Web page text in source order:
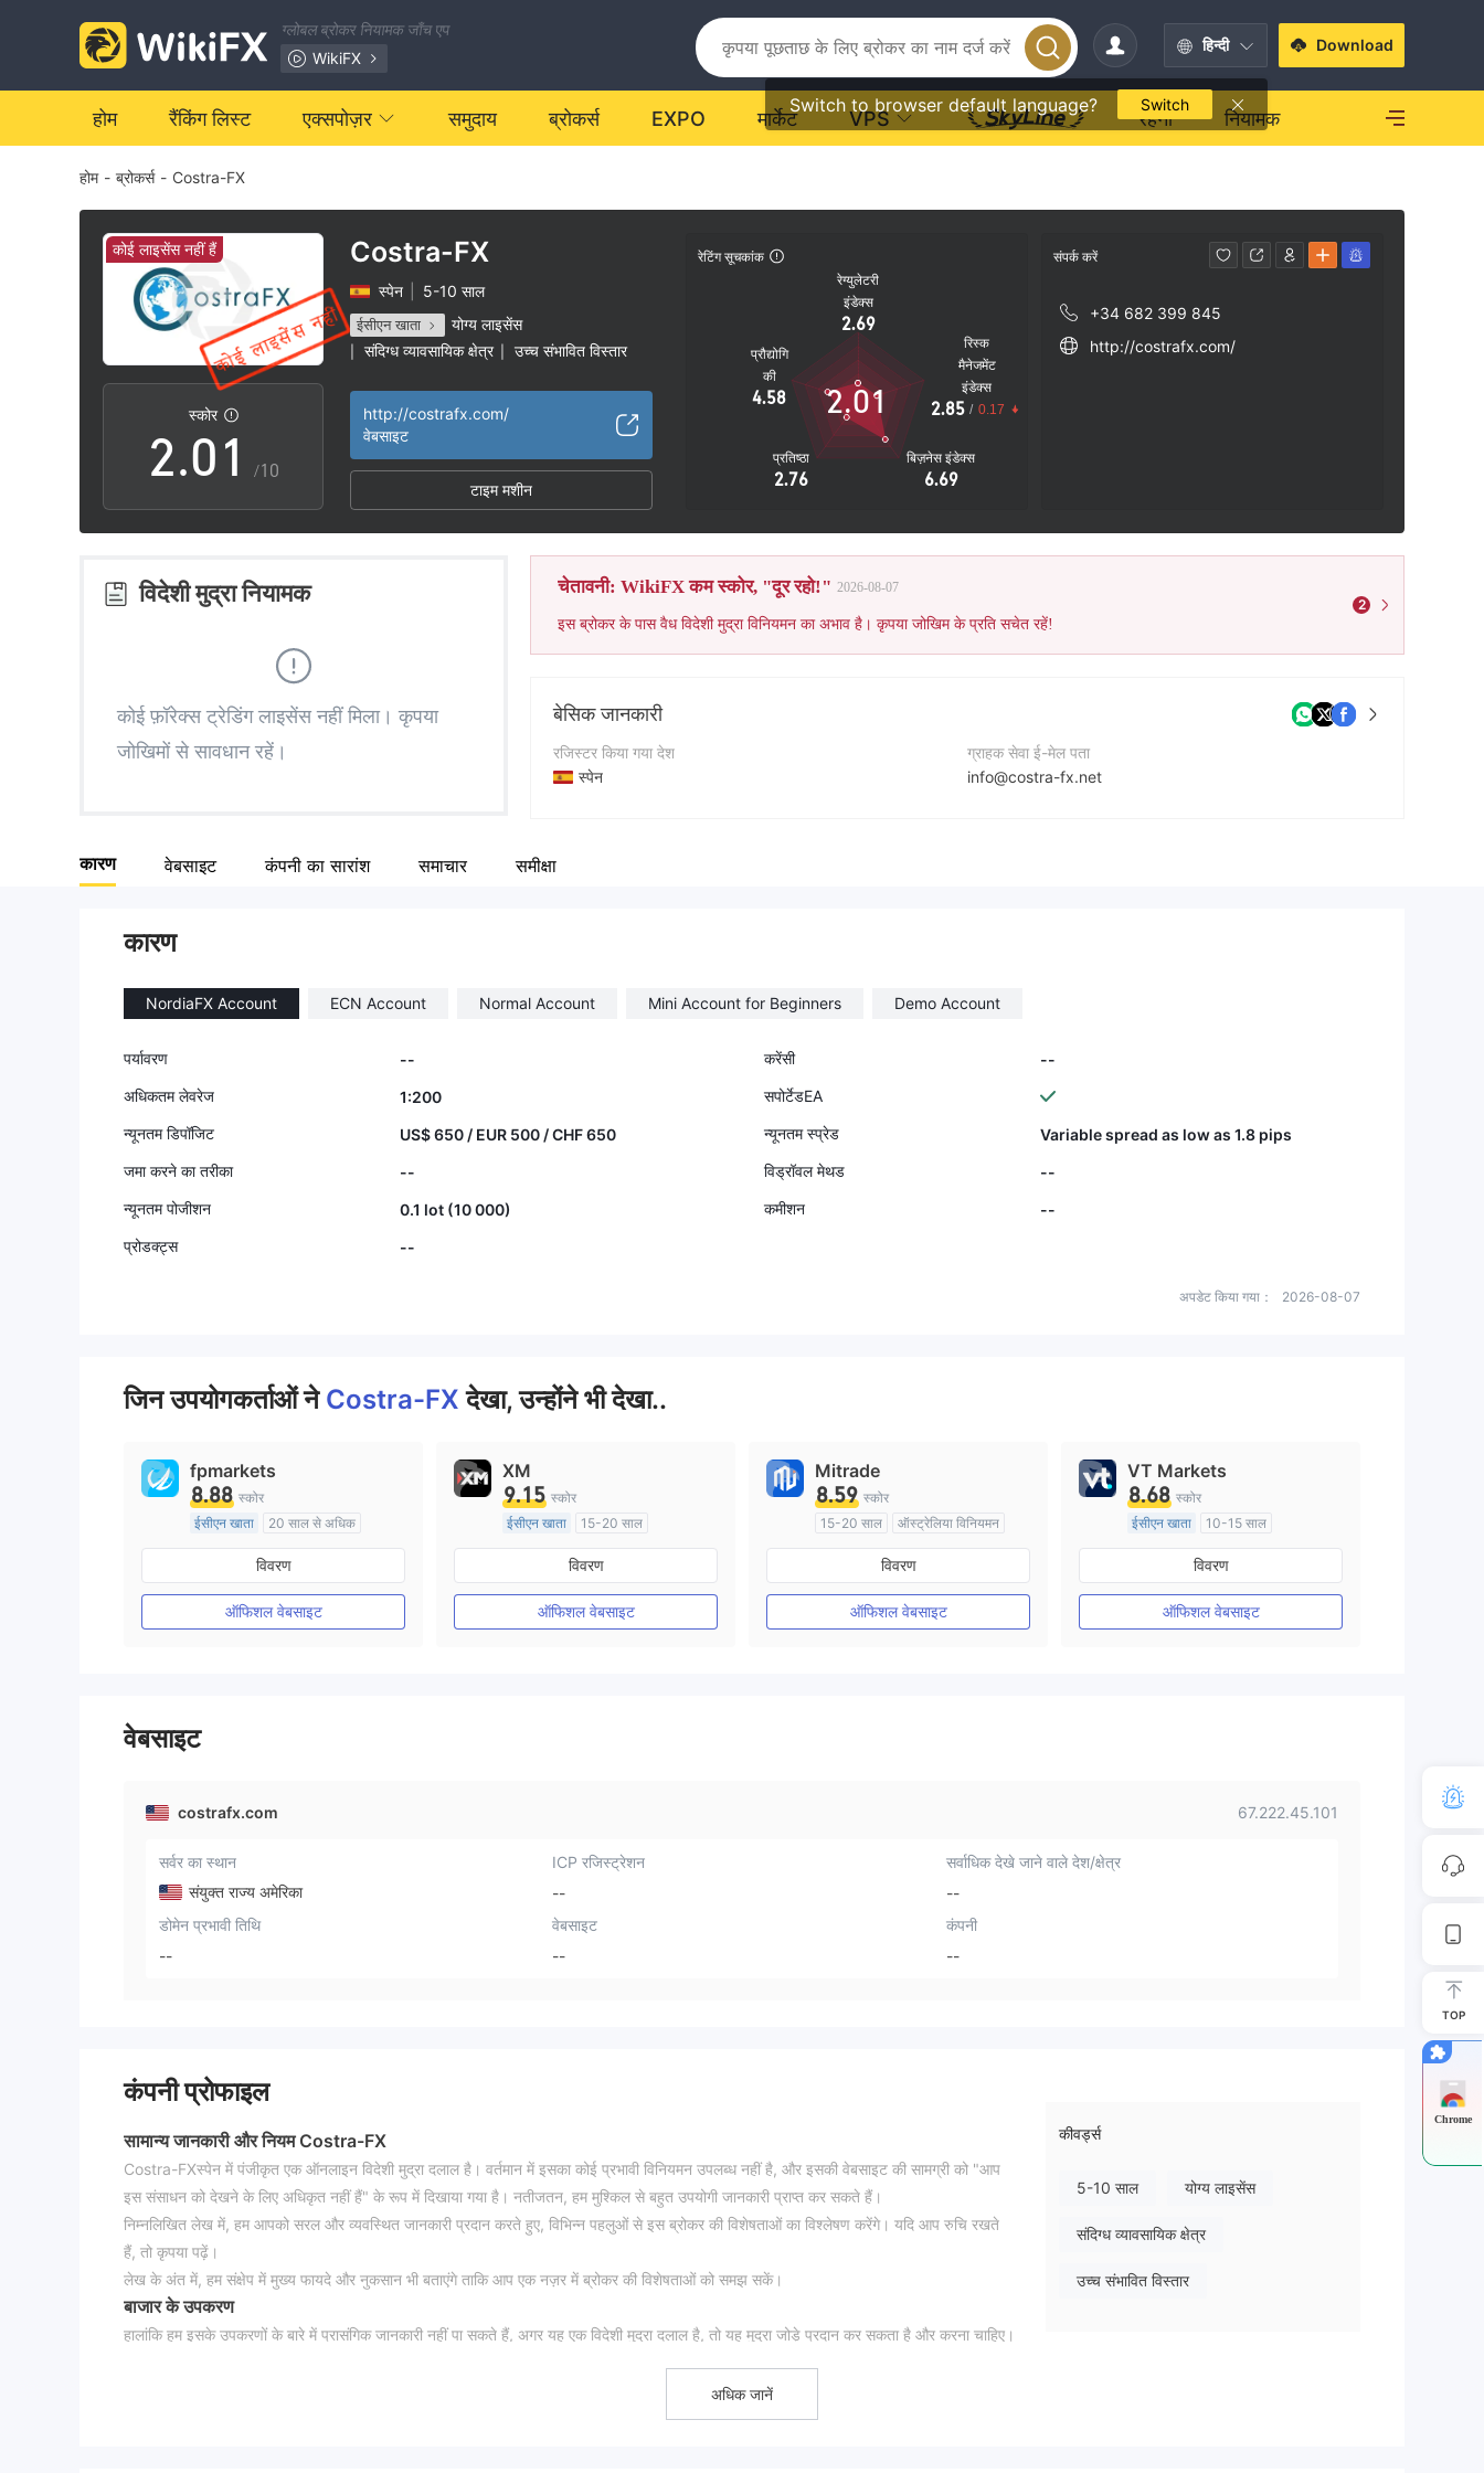
ग्लोबल ब्रोकर नियामक जाँच एप
WikiFX
हिन्दी
Switch to browser default language? Switch
Download
होम रैंकिंग लिस्ट एक्सपोज़र समुदाय ब्रोकर्स EXPO मार्केट VPS रहना नियामक
होम - ब्रोकर्स - Costra-FX
कोई लाइसेंस नहीं हैं
स्कोर
0
1
2
3
4
6
7
8
.0
1
2
4
5
9
0
1
2
3
5
6
/10
Costra-FX
स्पेन 5-10 साल
ईसीएन खाता योग्य लाइसेंस
संदिग्ध व्यावसायिक क्षेत्र उच्च संभावित विस्तार
http://costrafx.com/
वेबसाइट
टाइम मशीन
रेटिंग सूचकांक
रेग्युलेटरी
इंडेक्स
2.69
प्रौद्योगि
की
4.58
प्रतिष्ठा
2.76
बिज़नेस इंडेक्स
6.69
रिस्क
मैनेजमेंट
इंडेक्स
2.85 / 0.17
2.01
संपर्क करें
+34 682 399 845
http://costrafx.com/
विदेशी मुद्रा नियामक
कोई फ़ॉरेक्स ट्रेडिंग लाइसेंस नहीं मिला। कृपया
जोखिमों से सावधान रहें।
चेतावनी: WikiFX कम स्कोर, "दूर रहो!" 2026-08-07
इस ब्रोकर के पास वैध विदेशी मुद्रा विनियमन का अभाव है। कृपया जोखिम के प्रति सचेत रहें!
2
बेसिक जानकारी
रजिस्टर किया गया देश
स्पेन
कंपनी का नाम
ग्राहक सेवा ई-मेल पता
info@costra-fx.net
कारण वेबसाइट कंपनी का सारांश समाचार समीक्षा
कारण
NordiaFX Account ECN Account Normal Account Mini Account for Beginners Demo Account
पर्यावरण -- करेंसी
--
अधिकतम लेवरेज
1:200
सपोर्टेडEA
न्यूनतम डिपॉजिट
US$ 650 / EUR 500 / CHF 650 न्यूनतम स्प्रेड
Variable spread as low as 1.8 pips
जमा करने का तरीका
-- विड्रॉवल मेथड
--
न्यूनतम पोजीशन
0.1 lot (10 000) कमीशन
--
प्रोडक्ट्स
--
अपडेट किया गया： 2026-08-07
जिन उपयोगकर्ताओं ने Costra-FXदेखा, उन्होंने भी देखा..
fpmarkets
8.88 स्कोर
ईसीएन खाता
20 साल से अधिक
ऑस्ट्रेलिया विनियमन
मार्केट मेकिंग (एमएम)
मुख्य-लेबल MT4
विवरण
ऑफिशल वेबसाइट
XM
9.15 स्कोर
ईसीएन खाता
15-20 साल
ऑस्ट्रेलिया विनियमन
मार्केट मेकिंग (एमएम)
मुख्य-लेबल MT4
विवरण
ऑफिशल वेबसाइट
Mitrade
8.59 स्कोर
15-20 साल
ऑस्ट्रेलिया विनियमन
मार्केट मेकिंग (एमएम)
स्व अनुसंधान
विवरण
ऑफिशल वेबसाइट
VT Markets
8.68 स्कोर
ईसीएन खाता
10-15 साल
ऑस्ट्रेलिया विनियमन
मार्केट मेकिंग (एमएम)
मुख्य-लेबल MT4
विवरण
ऑफिशल वेबसाइट
वेबसाइट
costrafx.com 67.222.45.101
सर्वर का स्थान
संयुक्त राज्य अमेरिका
ICP रजिस्ट्रेशन
--
सर्वाधिक देखे जाने वाले देश/क्षेत्र
--
डोमेन प्रभावी तिथि
--
वेबसाइट
--
कंपनी
--
कंपनी प्रोफाइल
सामान्य जानकारी और नियम Costra-FX
Costra-FXस्पेन में पंजीकृत एक ऑनलाइन विदेशी मुद्रा दलाल है। वर्तमान में इसका कोई प्रभावी विनियमन उपलब्ध नहीं है, और इसकी वेबसाइट की सामग्री को "आप
इस संसाधन को देखने के लिए अधिकृत नहीं हैं" के रूप में दिखाया गया है। नतीजतन, हम मुश्किल से बहुत उपयोगी जानकारी प्राप्त कर सकते हैं।
निम्नलिखित लेख में, हम आपको सरल और व्यवस्थित जानकारी प्रदान करते हुए, विभिन्न पहलुओं से इस ब्रोकर की विशेषताओं का विश्लेषण करेंगे। यदि आप रुचि रखते
हैं, तो कृपया पढ़ें।
लेख के अंत में, हम संक्षेप में मुख्य फायदे और नुकसान भी बताएंगे ताकि आप एक नज़र में ब्रोकर की विशेषताओं को समझ सकें।
बाजार के उपकरण
हालांकि हम इसके उपकरणों के बारे में प्रासंगिक जानकारी नहीं पा सकते हैं, अगर यह एक विदेशी मुद्रा दलाल है, तो यह मुद्रा जोड़े प्रदान कर सकता है और करना चाहिए।
Costra-FXअपनी वेबसाइट पर विस्तार, कमीशन, स्वैप इत्यादि जैसी अतिरिक्त व्यापारिक लागतों का विवरण नहीं देता है। लाभ और हानियों की गणना करते समय ये
कीवर्ड्स
5-10 साल योग्य लाइसेंस
संदिग्ध व्यावसायिक क्षेत्र
उच्च संभावित विस्तार
अधिक जानें
TOP
Chrome